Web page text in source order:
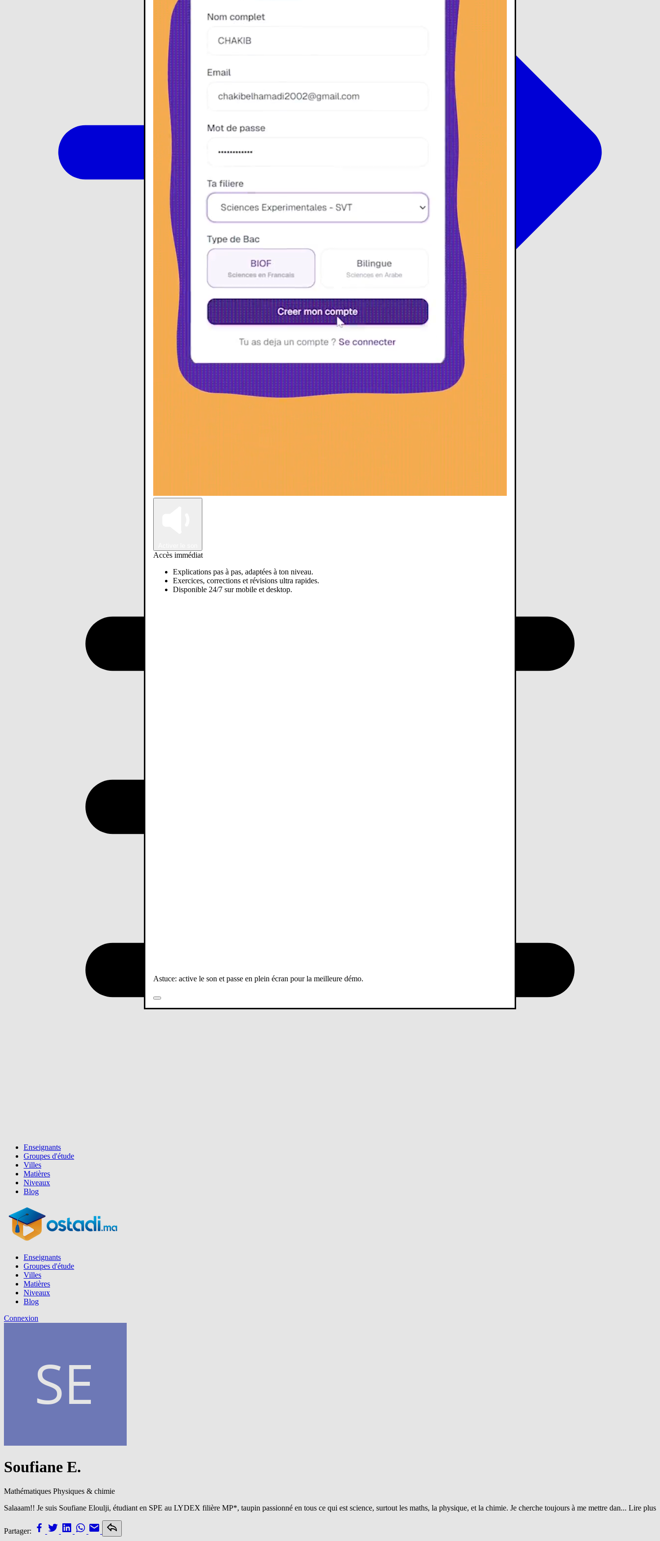
Enseignants
Groupes d'étude
Villes
Matières
Niveaux
Blog
Enseignants
Groupes d'étude
Villes
Matières
Niveaux
Blog
Connexion
Accès immédiat
Explications pas à pas, adaptées à ton niveau.
Exercices, corrections et révisions ultra rapides.
Disponible 24/7 sur mobile et desktop.
Astuce: active le son et passe en plein écran pour la meilleure démo.
Soufiane E.
Mathématiques Physiques & chimie
Salaaam!! Je suis Soufiane Eloulji, étudiant en SPE au LYDEX filière MP*, taupin passionné en tous ce qui est science, surtout les maths, la physique, et la chimie. Je cherche toujours à me mettre dan... Lire plus
Partager: